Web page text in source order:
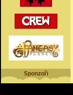
Sponzoři